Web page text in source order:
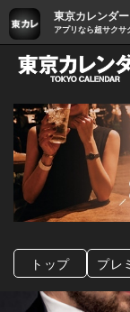
東京カレンダ
アプリなら超サクサ
トップ プレ